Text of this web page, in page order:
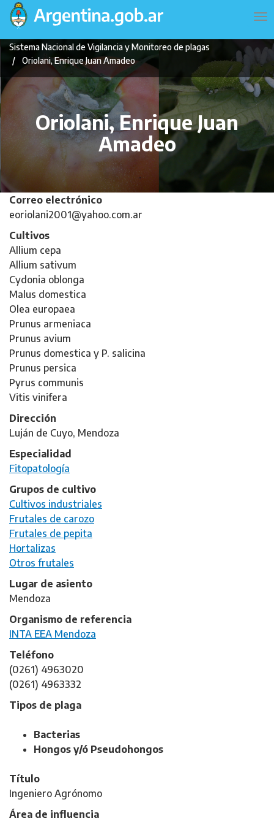
Pasar
contenido
principal
Navegación
principal
Sistema Nacional de Vigilancia y Monitoreo de plagas
Oriolani, Enrique Juan Amadeo
Oriolani, Enrique Juan
Amadeo
Correo electrónico
eoriolani2001@yahoo.com.ar
Cultivos
Allium cepa
Allium sativum
Cydonia oblonga
Malus domestica
Olea europaea
Prunus armeniaca
Prunus avium
Prunus domestica y P. salicina
Prunus persica
Pyrus communis
Vitis vinifera
Dirección
Luján de Cuyo, Mendoza
Especialidad
Fitopatología
Grupos de cultivo
Cultivos industriales
Frutales de carozo
Frutales de pepita
Hortalizas
Otros frutales
Lugar de asiento
Mendoza
Organismo de referencia
INTA EEA Mendoza
Teléfono
(0261) 4963020
(0261) 4963332
Tipos de plaga
Bacterias
Hongos y/ó Pseudohongos
Título
Ingeniero Agrónomo
Área de influencia